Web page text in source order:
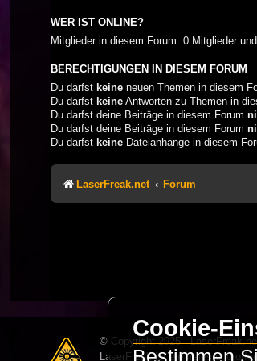
WER IST ONLINE?
Mitglieder in diesem Forum: 0 Mitglieder
BERECHTIGUNGEN IN DIESEM FORUM
Du darfst keine neuen Themen in diesem
Du darfst keine Antworten zu Themen in
Du darfst deine Beiträge in diesem Forum
Du darfst deine Beiträge in diesem Forum
Du darfst keine Dateianhänge in diesem
LaserFreak.net Forum
© Copyright 2025 -
LaserFreak ist ein freies und
Cookie-
Bestimmen